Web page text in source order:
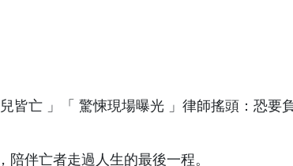
皆亡 」「 驚悚現場曝光 」律師搖頭：恐要
伴亡者走過人生的最後一程。